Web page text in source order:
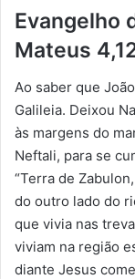
Evangelho
Mateus
Ao saber que
Galileia. Deixou
às margens do
Neftali, para se
“Terra de
do outro lado do
que vivia nas
viviam na região
diante Jesus